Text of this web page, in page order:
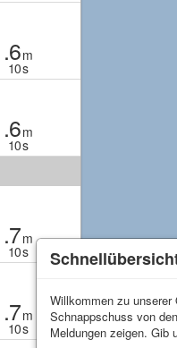
m
10s
m
10s
m
10s
m
10s
Willkommen zu
Schnappschuss von
Meldungen zeigen. Gib